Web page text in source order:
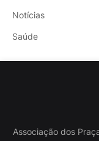
Notícias
Saúde
Associação dos